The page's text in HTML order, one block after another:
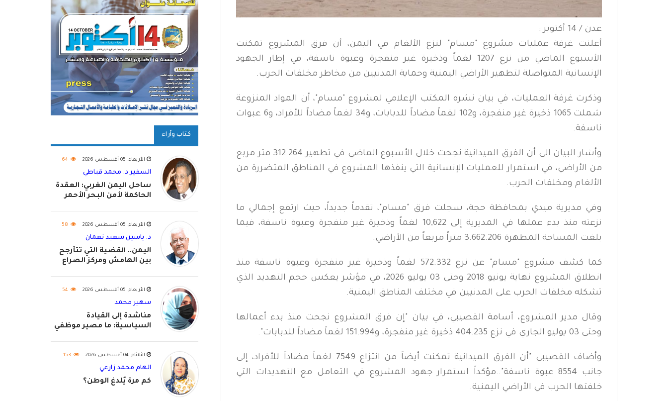
عدن / 14 أكتوبر :
أعلنت غرفة عمليات مشروع "مسام" لنزع الألغام في اليمن، أن فرق المشروع تمكنت
الأسبوع الماضي من نزع 1207 لغماً وذخيرة غير منفجرة وعبوة ناسفة، في إطار الجهود
الإنسانية المتواصلة لتطهير الأراضي اليمنية وحماية المدنيين من مخاطر مخلفات الحرب.
وذكرت غرفة العمليات، في بيان نشره المكتب الإعلامي لمشروع "مسام"، أن المواد المنزوعة
شملت 1065 ذخيرة غير منفجرة، و102 لغماً مضاداً للدبابات، و34 لغماً مضاداً للأفراد، و6 عبوات
ناسفة.
وأشار البيان الى أن الفرق الميدانية نجحت خلال الأسبوع الماضي في تطهير 312.264 متر مربع
من الأراضي، في استمرار للعمليات الإنسانية التي ينفذها المشروع في المناطق المتضررة من
الألغام ومخلفات الحرب.
وفي مديرية ميدي بمحافظة حجة، سجلت فرق "مسام"، تقدماً جديداً، حيث ارتفع إجمالي ما
نزعته منذ بدء عملها في المديرية إلى 10,622 لغماً وذخيرة غير منفجرة وعبوة ناسفة، فيما
بلغت المساحة المطهرة 3.662.206 متراً مربعاً من الأراضي.
كما كشف مشروع "مسام" عن نزع 572.332 لغماً وذخيرة غير منفجرة وعبوة ناسفة منذ
انطلاق المشروع نهاية يونيو 2018 وحتى 03 يوليو 2026، في مؤشر يعكس حجم التهديد الذي
تشكله مخلفات الحرب على المدنيين في مختلف المناطق اليمنية.
وقال مدير المشروع، أسامة القصيبي، في بيان "إن فرق المشروع نجحت منذ بدء أعمالها
وحتى 03 يوليو الجاري في نزع 404.235 ذخيرة غير منفجرة، و151.994 لغماً مضاداً للدبابات".
وأضاف القصيبي "أن الفرق الميدانية تمكنت أيضاً من انتزاع 7549 لغماً مضاداً للأفراد، إلى
جانب 8554 عبوة ناسفة"..مؤكداً استمرار جهود المشروع في التعامل مع التهديدات التي
خلفتها الحرب في الأراضي اليمنية.
كتاب وآراء
الأربعاء, 05 أغسطس 2026 64
السفير د. محمد قباطي
ساحل اليمن الغربي: العقدة
الحاكمة لأمن البحر الأحمر
الأربعاء, 05 أغسطس 2026 58
د. ياسين سعيد نعمان
اليمن.. القضية التي تتأرجح
بين الهامش ومركز الصراع
الأربعاء, 05 أغسطس 2026 54
سهير محمد
مناشدة إلى القيادة
السياسية: ما مصير موظفي
الثلاثاء, 04 أغسطس 2026 153
الهام محمد زارعي
كم مرة يُلدغ الوطن؟